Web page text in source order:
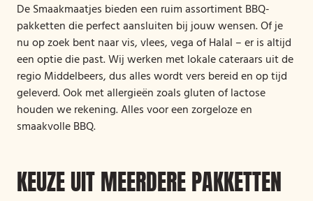
De Smaakmaatjes bieden een ruim assortiment BBQ-
pakketten die perfect aansluiten bij jouw wensen. Of je
nu op zoek bent naar vis, vlees, vega of Halal – er is altijd
een optie die past. Wij werken met lokale cateraars uit de
regio Middelbeers, dus alles wordt vers bereid en op tijd
geleverd. Ook met allergieën zoals gluten of lactose
houden we rekening. Alles voor een zorgeloze en
smaakvolle BBQ.
KEUZE UIT MEERDERE PAKKETTEN